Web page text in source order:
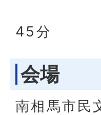
●終
45分
会場
南相馬市民